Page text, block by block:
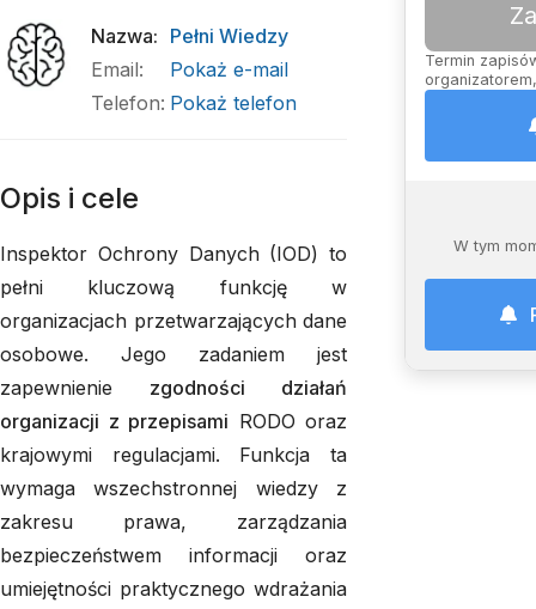
Termin
W tym
Nazwa: Pełni Wiedzy
Email:
Pokaż e-mail
Telefon: Pokaż telefon
Opis i cele
Inspektor Ochrony Danych (IOD) to
pełni kluczową funkcję w
organizacjach przetwarzających dane
osobowe. Jego zadaniem jest
zapewnienie zgodności działań
organizacji z przepisami RODO oraz
krajowymi regulacjami. Funkcja ta
wymaga wszechstronnej wiedzy z
zakresu prawa, zarządzania
bezpieczeństwem informacji oraz
umiejętności praktycznego wdrażania